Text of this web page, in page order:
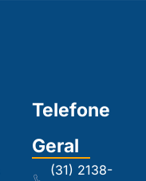
Telefone
Geral
(31) 2138-